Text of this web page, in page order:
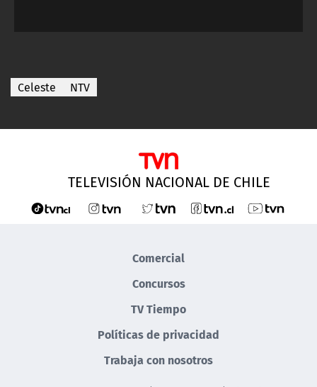
Celeste NTV
TELEVISIÓN NACIONAL DE CHILE
Comercial
Concursos
TV Tiempo
Políticas de privacidad
Trabaja con nosotros